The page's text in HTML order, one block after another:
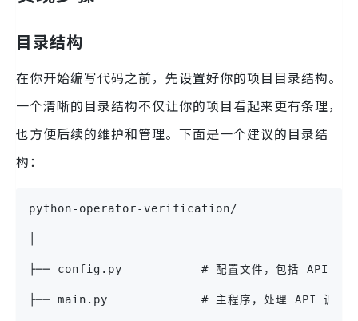
目录结构
在你开始编写代码之前，先设置好你的项目目录结构。
一个清晰的目录结构不仅让你的项目看起来更有条理，
也方便后续的维护和管理。下面是一个建议的目录结
构：
python-operator-verification/
├── config.py           # 配置文件，包括 API 端点
├── main.py             # 主程序，处理 API 调用和